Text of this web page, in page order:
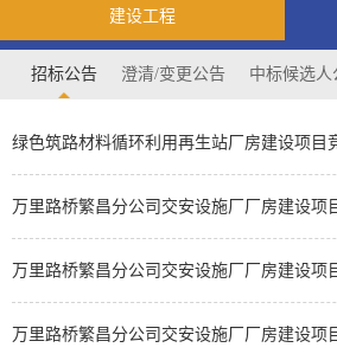
建设工程
招标公告 澄清/变更公告 中标候选人
绿色筑路材料循环利用再生站厂房建设项目
万里路桥繁昌分公司交安设施厂厂房建设项
万里路桥繁昌分公司交安设施厂厂房建设项
万里路桥繁昌分公司交安设施厂厂房建设项